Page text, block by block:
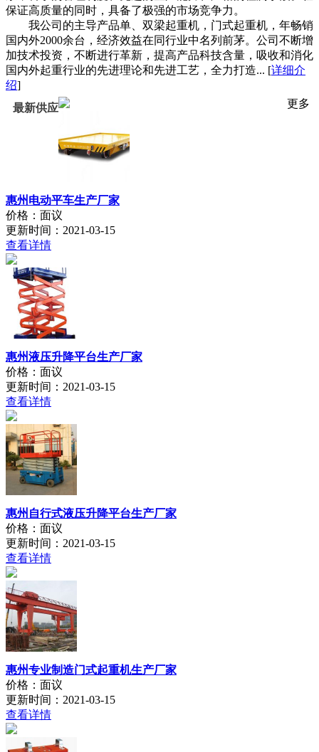
保证高质量的同时，具备了极强的市场竞争力。
我公司的主导产品单、双梁起重机，门式起重机，年畅销
国内外2000余台，经济效益在同行业中名列前茅。公司不断增
加技术投资，不断进行革新，提高产品科技含量，吸收和消化
国内外起重行业的先进理论和先进工艺，全力打造... [详细介
绍]
最新供应
更多
惠州电动平车生产厂家
价格：面议
更新时间：2021-03-15
查看详情
惠州液压升降平台生产厂家
价格：面议
更新时间：2021-03-15
查看详情
惠州自行式液压升降平台生产厂家
价格：面议
更新时间：2021-03-15
查看详情
惠州专业制造门式起重机生产厂家
价格：面议
更新时间：2021-03-15
查看详情